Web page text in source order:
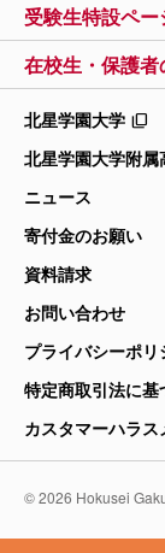
受験生特設ペー
在校生・保護者
北星学園大学
北星学園大学附属
ニュース
寄付金のお願い
資料請求
お問い合わせ
プライバシーポリ
特定商取引法に基
カスタマーハラ
©2026 Hokusei